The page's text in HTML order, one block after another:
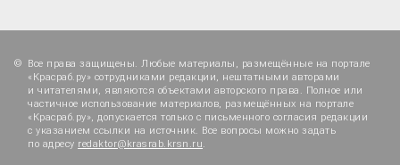
Все права защищены. Любые материалы, размещённые на портале
«Красраб.ру» сотрудниками редакции, нештатными авторами
и читателями, являются объектами авторского права. Полное или
частичное использование материалов, размещённых на портале
«Красраб.ру», допускается только с письменного согласия редакции
с указанием ссылки на источник. Все вопросы можно задать
по адресу redaktor@krasrab.krsn.ru.